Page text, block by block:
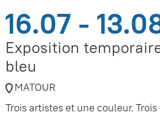
16.07 -
Exposition
bleu
MATOUR
Trois artistes et une couleur.